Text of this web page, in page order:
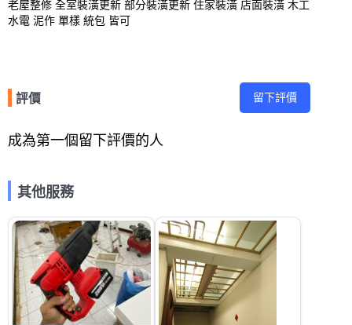
老屋整修 全室裝潢更新 部分裝潢更新 住家裝潢 店面裝潢 木工
水電 泥作 單樣 統包 皆可
評價 留下評價
成為第一個留下評價的人
其他服務